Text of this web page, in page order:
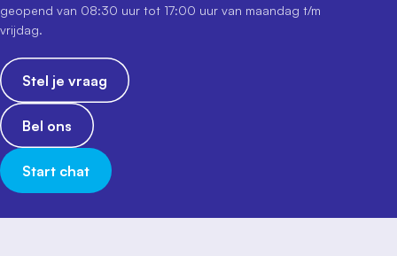
geopend van 08:30 uur tot 17:00 uur van maandag t/m
vrijdag.
Stel je vraag
Bel ons
Start chat